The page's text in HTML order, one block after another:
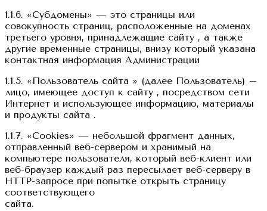
1.1.6. «Субдомены» — это страницы или
совокупность страниц, расположенные на доменах
третьего уровня, принадлежащие сайту , а также
другие временные страницы, внизу который указана
контактная информация Администрации
1.1.5. «Пользователь сайта » (далее Пользователь) –
лицо, имеющее доступ к сайту , посредством сети
Интернет и использующее информацию, материалы
и продукты сайта .
1.1.7. «Cookies» — небольшой фрагмент данных,
отправленный веб-сервером и хранимый на
компьютере пользователя, который веб-клиент или
веб-браузер каждый раз пересылает веб-серверу в
HTTP-запросе при попытке открыть страницу
соответствующего
сайта.